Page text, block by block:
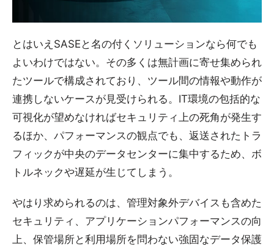
とはいえSASEと名の付くソリューションなら何でも
よいわけではない。その多くは無計画に寄せ集められ
たツールで構成されており、ツール間の情報や動作が
連携しないケースが見受けられる。IT環境の包括的な
可視化が望めなければセキュリティ上の死角が発生す
るほか、パフォーマンスの観点でも、返送されたトラ
フィックが中央のデータセンターに集中するため、ボ
トルネックや遅延が生じてしまう。
やはり求められるのは、管理対象外デバイスも含めた
セキュリティ、アプリケーションパフォーマンスの向
上、保管場所と利用場所を問わない強固なデータ保護